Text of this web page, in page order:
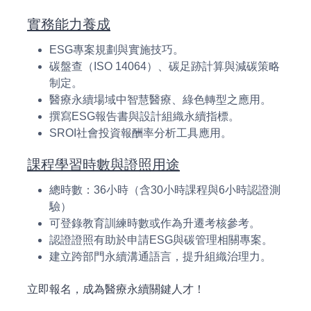
實務能力養成
ESG專案規劃與實施技巧。
碳盤查（ISO 14064）、碳足跡計算與減碳策略
制定。
醫療永續場域中智慧醫療、綠色轉型之應用。
撰寫ESG報告書與設計組織永續指標。
SROI社會投資報酬率分析工具應用。
課程學習時數與證照用途
總時數：36小時（含30小時課程與6小時認證測
驗）
可登錄教育訓練時數或作為升遷考核參考。
認證證照有助於申請ESG與碳管理相關專案。
建立跨部門永續溝通語言，提升組織治理力。
立即報名，成為醫療永續關鍵人才！